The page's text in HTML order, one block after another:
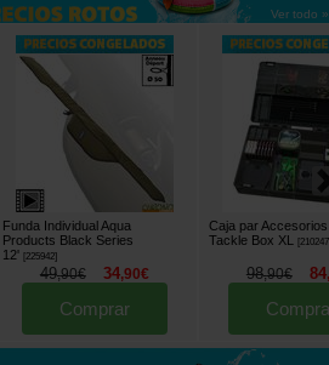
Ver todo »
Funda Individual Aqua
Products Black Series
12' [225942]
49,90€ 34,90€
Comprar
Caja par
Tackle Box XL
[210247
98,90€ 84